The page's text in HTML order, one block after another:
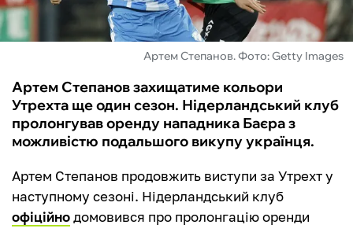
БУКМЕКЕРИ
Артем Степанов. Фото: Getty Images
Артем Степанов захищатиме кольори
Утрехта ще один сезон. Нідерландський клуб
пролонгував оренду нападника Баєра з
можливістю подальшого викупу українця.
Артем Степанов продовжить виступи за Утрехт у
наступному сезоні. Нідерландський клуб
офіційнодомовився про пролонгацію оренди